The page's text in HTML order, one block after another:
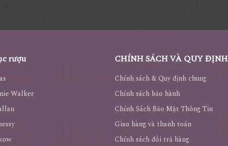
rượu
Walker
CHÍNH SÁCH VÀ QUY ĐỊNH
Chính sách & Quy định chung
Chính sách bảo hành
Chính Sách Bảo Mật Thông Tin
Giao hàng và thanh toán
Chính sách đổi trả hàng